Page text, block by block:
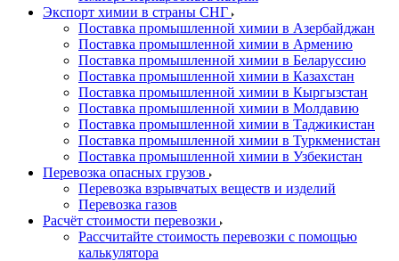
Экспорт химии в страны СНГ
Поставка промышленной химии в Азербайджан
Поставка промышленной химии в Армению
Поставка промышленной химии в Беларуссию
Поставка промышленной химии в Казахстан
Поставка промышленной химии в Кыргызстан
Поставка промышленной химии в Молдавию
Поставка промышленной химии в Таджикистан
Поставка промышленной химии в Туркменистан
Поставка промышленной химии в Узбекистан
Перевозка опасных грузов
Перевозка взрывчатых веществ и изделий
Перевозка газов
Расчёт стоимости перевозки
Рассчитайте стоимость перевозки с помощью
калькулятора